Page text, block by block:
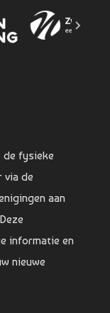
de fysieke
via de
aan
informatie en
nieuwe